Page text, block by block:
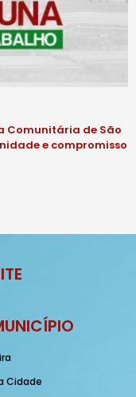
Comunitária de São
e compromisso
Cidade